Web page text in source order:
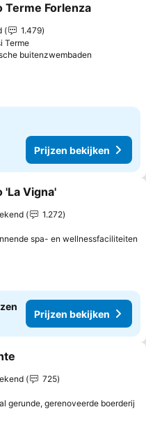
aan favorieten
Terme Forlenza
1.479
Terme
buitenzwembaden
Prijzen bekijken
aan favorieten
'La Vigna'
1.272
spa- en wellnessfaciliteiten
Prijzen bekijken
aan favorieten
725
gerunde, gerenoveerde boerderij